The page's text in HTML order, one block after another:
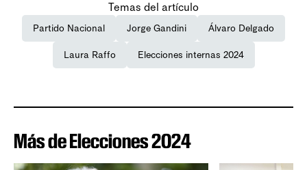
Temas del artículo
Partido Nacional Jorge Gandini Álvaro Delgado
Laura Raffo Elecciones internas 2024
Más de Elecciones 2024